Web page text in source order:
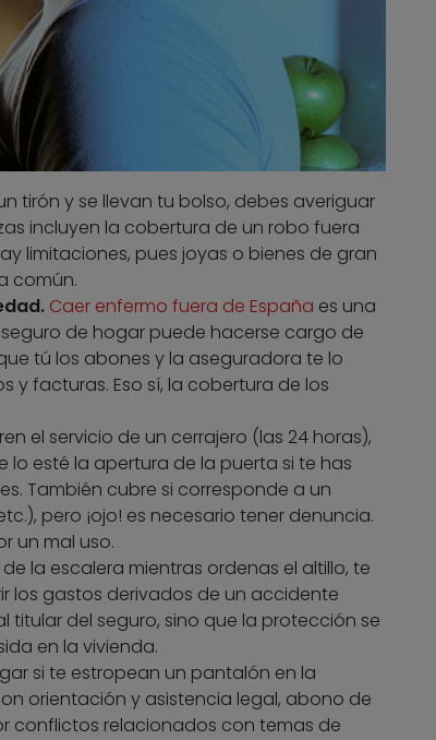
tirón y se llevan tu bolso, debes averiguar
incluyen la cobertura de un robo fuera
limitaciones, pues joyas o bienes de gran
común.
Caer enfermo fuera de España es una
de hogar puede hacerse cargo de
tú los abones y la aseguradora te lo
y facturas. Eso sí, la cobertura de los
el servicio de un cerrajero (las 24 horas),
lo esté la apertura de la puerta si te has
También cubre si corresponde a un
pero ¡ojo! es necesario tener denuncia.
un mal uso.
la escalera mientras ordenas el altillo, te
los gastos derivados de un accidente
titular del seguro, sino que la protección se
en la vivienda.
si te estropean un pantalón en la
orientación y asistencia legal, abono de
conflictos relacionados con temas de